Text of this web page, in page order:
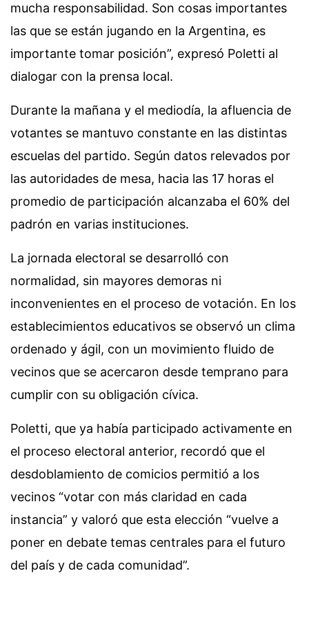
mucha responsabilidad. Son cosas importantes
las que se están jugando en la Argentina, es
importante tomar posición”, expresó Poletti al
dialogar con la prensa local.
Durante la mañana y el mediodía, la afluencia de
votantes se mantuvo constante en las distintas
escuelas del partido. Según datos relevados por
las autoridades de mesa, hacia las 17 horas el
promedio de participación alcanzaba el 60% del
padrón en varias instituciones.
La jornada electoral se desarrolló con
normalidad, sin mayores demoras ni
inconvenientes en el proceso de votación. En los
establecimientos educativos se observó un clima
ordenado y ágil, con un movimiento fluido de
vecinos que se acercaron desde temprano para
cumplir con su obligación cívica.
Poletti, que ya había participado activamente en
el proceso electoral anterior, recordó que el
desdoblamiento de comicios permitió a los
vecinos “votar con más claridad en cada
instancia” y valoró que esta elección “vuelve a
poner en debate temas centrales para el futuro
del país y de cada comunidad”.